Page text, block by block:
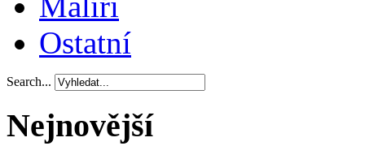
Ostatní
Search...
Nejnovější